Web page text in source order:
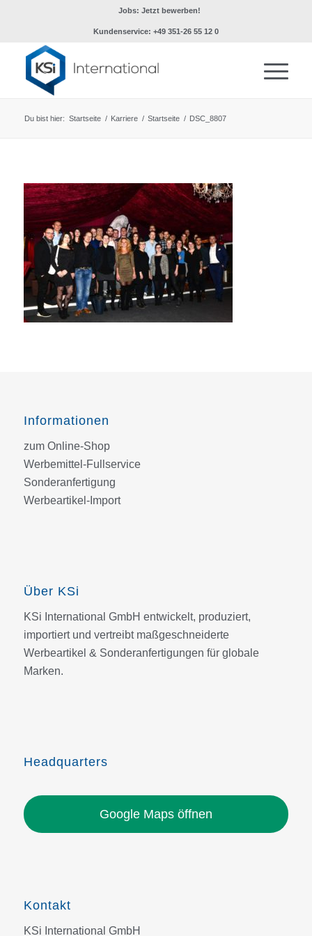
Jobs: Jetzt bewerben!
Kundenservice: +49 351-26 55 12 0
Du bist hier: Startseite / Karriere / Startseite / DSC_8807
Informationen
zum Online-Shop
Werbemittel-Fullservice
Sonderanfertigung
Werbeartikel-Import
Über KSi
KSi International GmbH entwickelt, produziert,
importiert und vertreibt maßgeschneiderte
Werbeartikel & Sonderanfertigungen für globale
Marken.
Headquarters
Google Maps öffnen
Kontakt
KSi International GmbH